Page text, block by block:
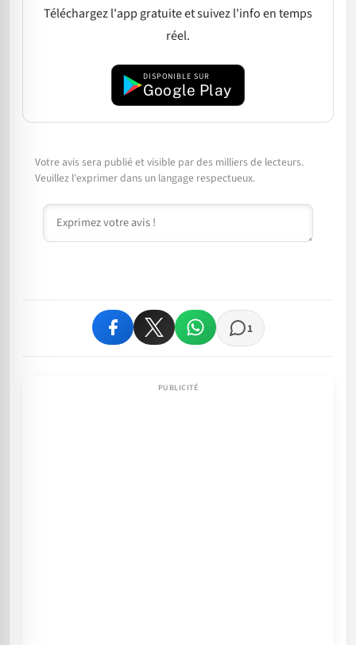
Téléchargez l'app gratuite et suivez l'info en temps
réel.
DISPONIBLE SUR
Google Play
Votre avis sera publié et visible par des milliers de lecteurs.
Veuillez l'exprimer dans un langage respectueux.
Commentaire
1